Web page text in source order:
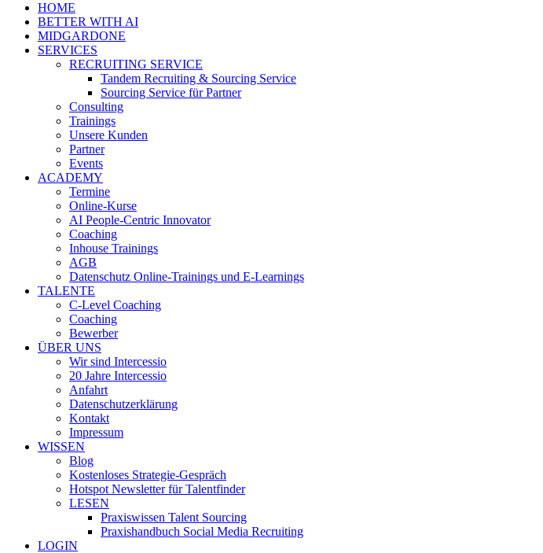
HOME
BETTER WITH AI
MIDGARDONE
SERVICES
RECRUITING SERVICE
Tandem Recruiting & Sourcing Service
Sourcing Service für Partner
Consulting
Trainings
Unsere Kunden
Partner
Events
ACADEMY
Termine
Online-Kurse
AI People-Centric Innovator
Coaching
Inhouse Trainings
AGB
Datenschutz Online-Trainings und E-Learnings
TALENTE
C-Level Coaching
Coaching
Bewerber
ÜBER UNS
Wir sind Intercessio
20 Jahre Intercessio
Anfahrt
Datenschutzerklärung
Kontakt
Impressum
WISSEN
Blog
Kostenloses Strategie-Gespräch
Hotspot Newsletter für Talentfinder
LESEN
Praxiswissen Talent Sourcing
Praxishandbuch Social Media Recruiting
LOGIN